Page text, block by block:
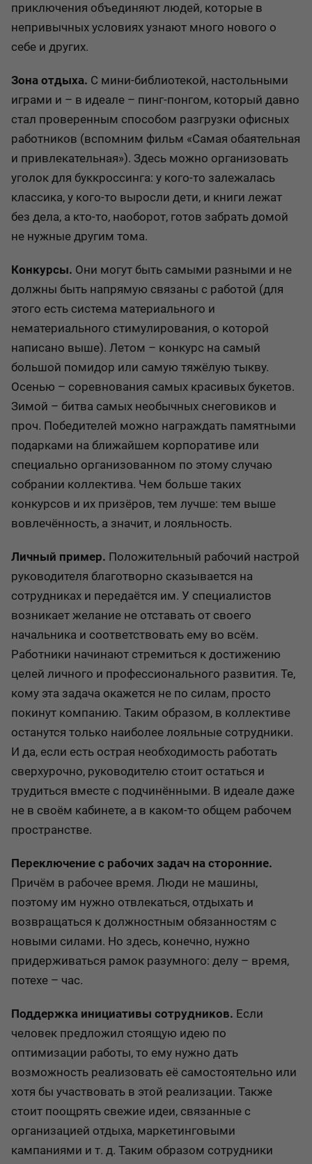
приключения объединяют людей, которые в
непривычных условиях узнают много нового о
себе и других.
Зона отдыха. С мини-библиотекой, настольными
играми и – в идеале – пинг-понгом, который давно
стал проверенным способом разгрузки офисных
работников (вспомним фильм «Самая обаятельная
и привлекательная»). Здесь можно организовать
уголок для буккроссинга: у кого-то залежалась
классика, у кого-то выросли дети, и книги лежат
без дела, а кто-то, наоборот, готов забрать домой
не нужные другим тома.
Конкурсы. Они могут быть самыми разными и не
должны быть напрямую связаны с работой (для
этого есть система материального и
нематериального стимулирования, о которой
написано выше). Летом – конкурс на самый
большой помидор или самую тяжёлую тыкву.
Осенью – соревнования самых красивых букетов.
Зимой – битва самых необычных снеговиков и
проч. Победителей можно награждать памятными
подарками на ближайшем корпоративе или
специально организованном по этому случаю
собрании коллектива. Чем больше таких
конкурсов и их призёров, тем лучше: тем выше
вовлечённость, а значит, и лояльность.
Личный пример. Положительный рабочий настрой
руководителя благотворно сказывается на
сотрудниках и передаётся им. У специалистов
возникает желание не отставать от своего
начальника и соответствовать ему во всём.
Работники начинают стремиться к достижению
целей личного и профессионального развития. Те,
кому эта задача окажется не по силам, просто
покинут компанию. Таким образом, в коллективе
останутся только наиболее лояльные сотрудники.
И да, если есть острая необходимость работать
сверхурочно, руководителю стоит остаться и
трудиться вместе с подчинёнными. В идеале даже
не в своём кабинете, а в каком-то общем рабочем
пространстве.
Переключение с рабочих задач на сторонние.
Причём в рабочее время. Люди не машины,
поэтому им нужно отвлекаться, отдыхать и
возвращаться к должностным обязанностям с
новыми силами. Но здесь, конечно, нужно
придерживаться рамок разумного: делу – время,
потехе – час.
Поддержка инициативы сотрудников. Если
человек предложил стоящую идею по
оптимизации работы, то ему нужно дать
возможность реализовать её самостоятельно или
хотя бы участвовать в этой реализации. Также
стоит поощрять свежие идеи, связанные с
организацией отдыха, маркетинговыми
кампаниями и т. д. Таким образом сотрудники